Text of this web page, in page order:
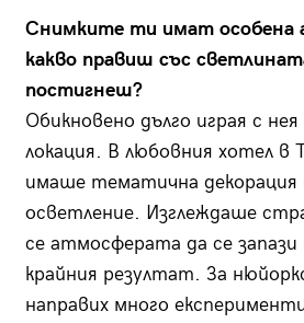
Снимките ти имат особена
какво правиш със
постигнеш?
Обикновено дълго играя с
локация. В любовния хотел в
имаше тематична декорация
осветление. Изглеждаше
се атмосферата да се запази
крайния резултат. За
направих много